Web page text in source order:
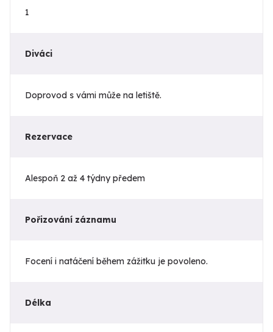
1
Diváci
Doprovod s vámi může na letiště.
Rezervace
Alespoň 2 až 4 týdny předem
Pořizování záznamu
Focení i natáčení během zážitku je povoleno.
Délka